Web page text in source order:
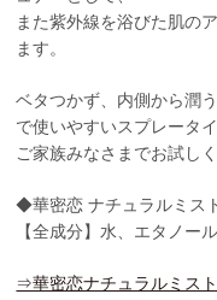
また紫外線を浴びた肌の
ます。
ベタつかず、内側から潤
で使いやすいスプレータイ
ご家族みなさまでお試しく
◆華密恋 ナチュラルミス
【全成分】水、エタノー
⇒華密恋ナチュラルミス